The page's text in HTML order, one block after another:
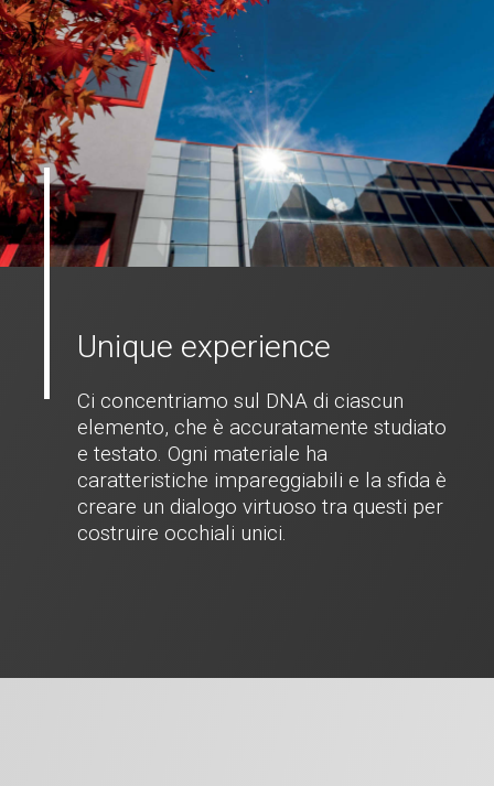
Unique experience
Ci concentriamo sul DNA di ciascun
elemento, che è accuratamente studiato
e testato. Ogni materiale ha
caratteristiche impareggiabili e la sfida è
creare un dialogo virtuoso tra questi per
costruire occhiali unici.